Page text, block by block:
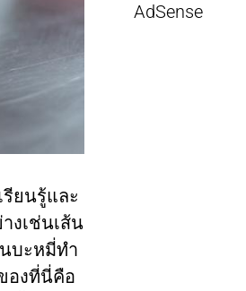
ยนรู้และ
งเช่นเส้น
บะหมี่ทำ
องที่นี่คือ
AdSense